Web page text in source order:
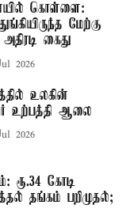
கொள்ளை:
மேற்கு
கைது
2026
உலகின்
உற்பத்தி ஆலை
2026
ரூ.34 கோடி
தங்கம் பறிமுதல்;